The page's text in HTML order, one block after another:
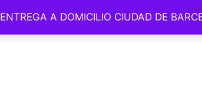
ENTREGA A DOMICILIO CIUDAD DE
© Amelia Bakery – Barcelona